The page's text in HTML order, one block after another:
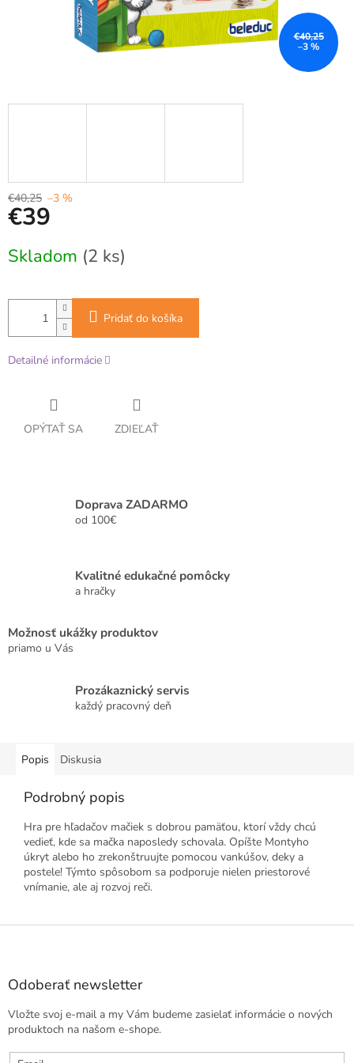
€40,25
–3 %
€40,25 –3 %
€39
cena:
Skladom (2 ks)
Pridať do košíka
Detailné informácie
OPÝTAŤ SA ZDIEĽAŤ
Doprava ZADARMO
od 100€
Kvalitné edukačné pomôcky
a hračky
Možnosť ukážky produktov
priamo u Vás
Prozákaznický servis
každý pracovný deň
Popis Diskusia
Podrobný popis
Hra pre hľadačov mačiek s dobrou pamäťou, ktorí vždy chcú
vedieť, kde sa mačka naposledy schovala. Opíšte Montyho
úkryt alebo ho zrekonštruujte pomocou vankúšov, deky a
postele! Týmto spôsobom sa podporuje nielen priestorové
vnímanie, ale aj rozvoj reči.
Z
Odoberať newsletter
Vložte svoj e-mail a my Vám budeme zasielať informácie o nových
produktoch na našom e-shope.